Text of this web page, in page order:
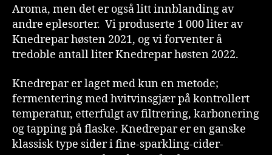
Aroma, men det er også litt innblanding av
andre eplesorter. Vi produserte 1 000 liter av
Knedrepar høsten 2021, og vi forventer å
tredoble antall liter Knedrepar høsten 2022.
Knedrepar er laget med kun en metode;
fermentering med hvitvinsgjær på kontrollert
temperatur, etterfulgt av filtrering, karbonering
og tapping på flaske. Knedrepar er en ganske
klassisk type sider i fine-sparkling-cider-